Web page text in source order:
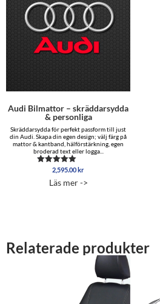
Audi Bilmattor – skräddarsydda
& personliga
Skräddarsydda för perfekt passform till just
din Audi. Skapa din egen design; välj färg på
mattor & kantband, hälförstärkning, egen
broderad text eller logga...
Betygsatt
av 5
2,595.00kr
Läs mer ->
Relaterade produkter